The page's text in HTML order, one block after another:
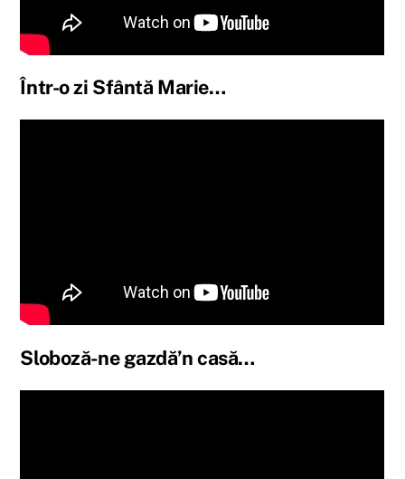
Într-o zi Sfântă Marie…
Sloboză-ne gazdă’n casă…